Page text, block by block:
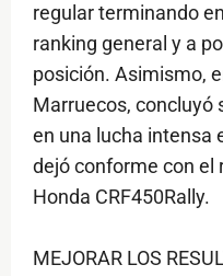
regular terminando
ranking general y a
posición. Asimismo,
Marruecos, concluyó
en una lucha intensa
dejó conforme con el
Honda CRF450Rally.
MEJORAR LOS